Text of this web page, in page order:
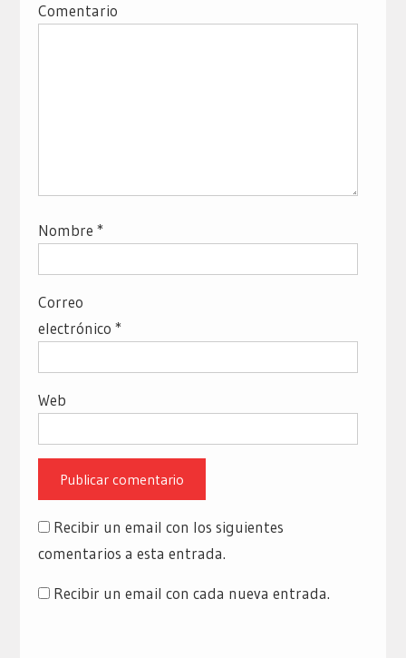
Comentario
Nombre *
Correo
electrónico *
Web
Recibir un email con los siguientes
comentarios a esta entrada.
Recibir un email con cada nueva entrada.